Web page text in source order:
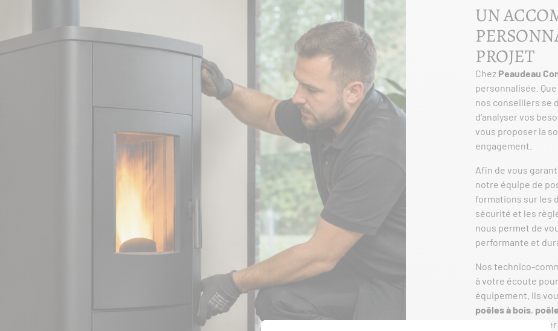
UN
PROJET
Chez Peaudeau
personnalisée.
nos conseillers se
d’analyser vos
vous proposer la
engagement.
Afin de vous
notre équipe de
formations sur les
sécurité et les
nous permet de
performante et
Nos technico-
à votre écoute
équipement. Ils
poêles à bois,
, afin de